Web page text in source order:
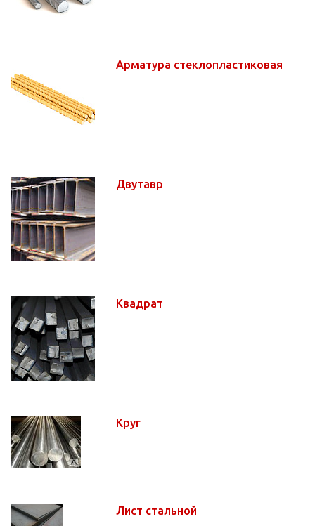
Арматура стеклопластиковая
Двутавр
Квадрат
Круг
Лист стальной